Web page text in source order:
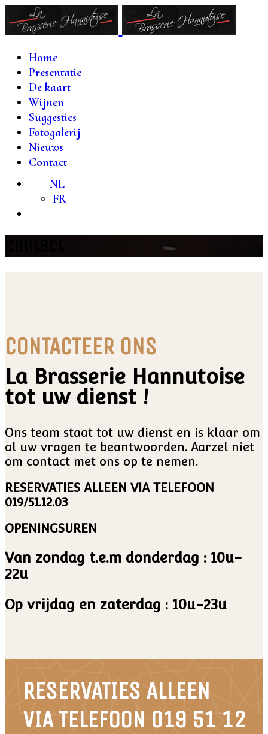
Home
Presentatie
De kaart
Wijnen
Suggesties
Fotogalerij
Nieuws
Contact
NL
FR
CONTACTEER ONS
La Brasserie Hannutoise
tot uw dienst !
Ons team staat tot uw dienst en is klaar om
al uw vragen te beantwoorden. Aarzel niet
om contact met ons op te nemen.
RESERVATIES ALLEEN VIA TELEFOON
019/51.12.03
OPENINGSUREN
Van zondag t.e.m donderdag : 10u-
22u
Op vrijdag en zaterdag : 10u-23u
RESERVATIES ALLEEN
VIA TELEFOON 019 51 12